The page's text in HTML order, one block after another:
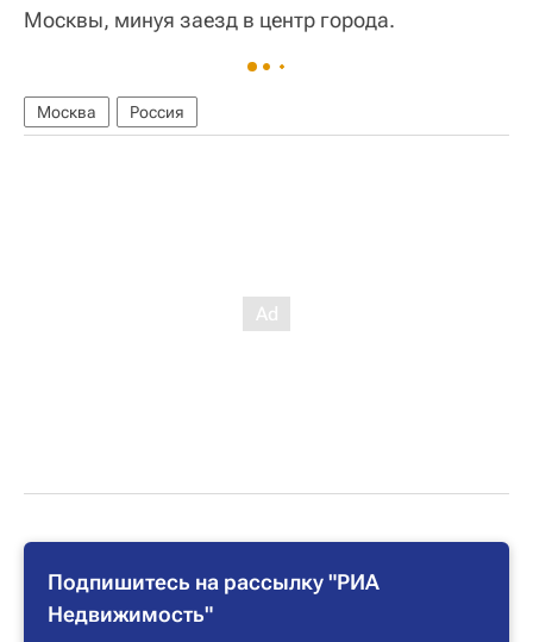
Москвы, минуя заезд в центр города.
Москва Россия
Подпишитесь на рассылку "РИА
Недвижимость"